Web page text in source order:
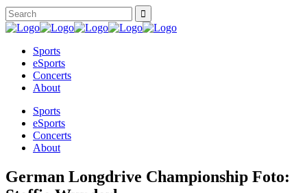
Sports
eSports
Concerts
About
Sports
eSports
Concerts
About
German Longdrive Championship Foto: